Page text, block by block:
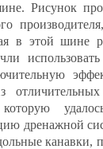
Рисунок
в этой
дренажной
канавки,